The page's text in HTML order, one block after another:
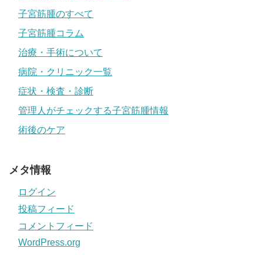
子宮筋腫のすべて
子宮筋腫コラム
治療・手術について
病院・クリニック一覧
症状・検査・診断
管理人がチェックする子宮筋腫情報
術後のケア
メタ情報
ログイン
投稿フィード
コメントフィード
WordPress.org